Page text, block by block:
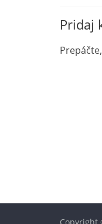
Pridaj
Copyright